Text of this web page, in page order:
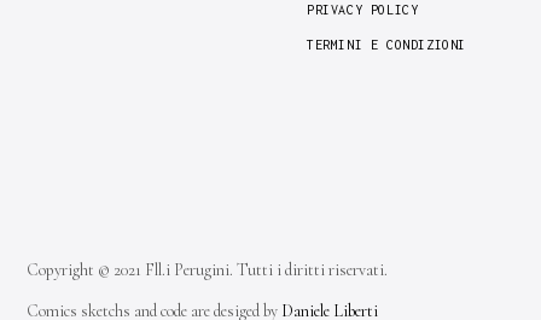
PRIVACY POLICY
TERMINI E CONDIZIONI
Copyright © 2021 Fll.i Perugini. Tutti i diritti riservati.
Comics sketchs and code are desiged by Daniele Liberti